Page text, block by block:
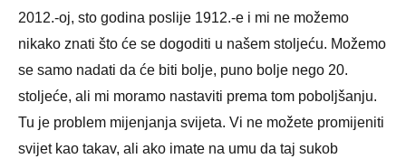
2012.-oj, sto godina poslije 1912.-e i mi ne možemo
nikako znati što će se dogoditi u našem stoljeću. Možemo
se samo nadati da će biti bolje, puno bolje nego 20.
stoljeće, ali mi moramo nastaviti prema tom poboljšanju.
Tu je problem mijenjanja svijeta. Vi ne možete promijeniti
svijet kao takav, ali ako imate na umu da taj sukob